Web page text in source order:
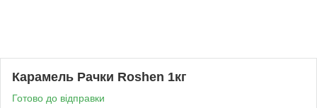
Карамель Рачки Roshen 1кг
Готово до відправки